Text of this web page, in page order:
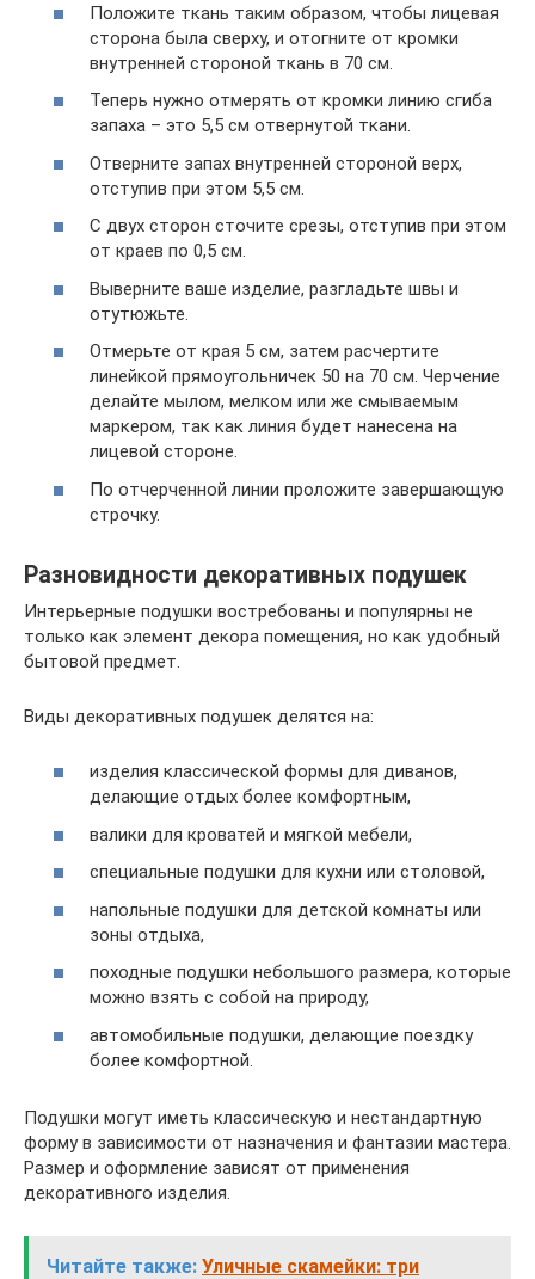
Положите ткань таким образом, чтобы лицевая
сторона была сверху, и отогните от кромки
внутренней стороной ткань в 70 см.
Теперь нужно отмерять от кромки линию сгиба
запаха – это 5,5 см отвернутой ткани.
Отверните запах внутренней стороной верх,
отступив при этом 5,5 см.
С двух сторон сточите срезы, отступив при этом
от краев по 0,5 см.
Выверните ваше изделие, разгладьте швы и
отутюжьте.
Отмерьте от края 5 см, затем расчертите
линейкой прямоугольничек 50 на 70 см. Черчение
делайте мылом, мелком или же смываемым
маркером, так как линия будет нанесена на
лицевой стороне.
По отчерченной линии проложите завершающую
строчку.
Разновидности декоративных подушек
Интерьерные подушки востребованы и популярны не
только как элемент декора помещения, но как удобный
бытовой предмет.
Виды декоративных подушек делятся на:
изделия классической формы для диванов,
делающие отдых более комфортным,
валики для кроватей и мягкой мебели,
специальные подушки для кухни или столовой,
напольные подушки для детской комнаты или
зоны отдыха,
походные подушки небольшого размера, которые
можно взять с собой на природу,
автомобильные подушки, делающие поездку
более комфортной.
Подушки могут иметь классическую и нестандартную
форму в зависимости от назначения и фантазии мастера.
Размер и оформление зависят от применения
декоративного изделия.
Читайте также: Уличные скамейки: три